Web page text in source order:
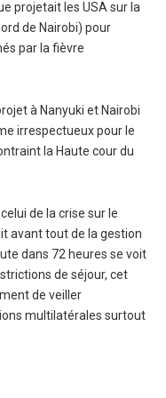
projetait les USA sur la
de Nairobi) pour
par la fièvre
à Nanyuki et Nairobi
irrespectueux pour le
la Haute cour du
de la crise sur le
avant tout de la gestion
dans 72 heures se voit
de séjour, cet
de veiller
multilatérales surtout